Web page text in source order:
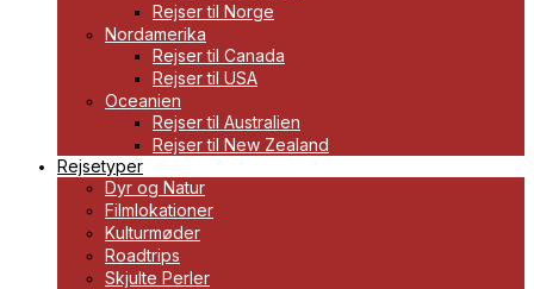
Rejser til Norge
Nordamerika
Rejser til Canada
Rejser til USA
Oceanien
Rejser til Australien
Rejser til New Zealand
Rejsetyper
Dyr og Natur
Filmlokationer
Kulturmøder
Roadtrips
Skjulte Perler